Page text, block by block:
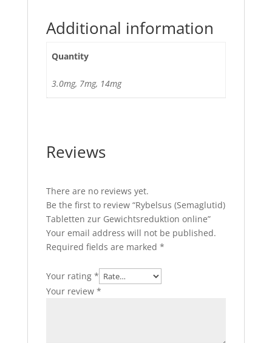
Additional information
Quantity
3.0mg, 7mg, 14mg
Reviews
There are no reviews yet.
Be the first to review “Rybelsus (Semaglutid)
Tabletten zur Gewichtsreduktion online”
Your email address will not be published.
Required fields are marked *
Your rating *
Your review *